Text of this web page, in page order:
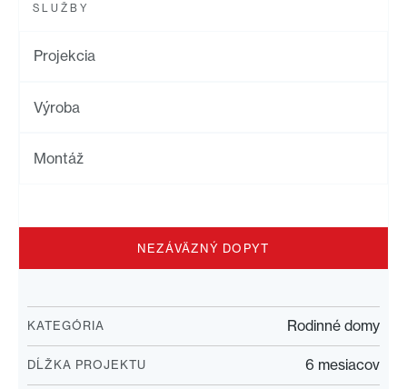
SLUŽBY
Projekcia
Výroba
Montáž
NEZÁVÄZNÝ DOPYT
KATEGÓRIA Rodinné domy
DĹŽKA PROJEKTU 6 mesiacov